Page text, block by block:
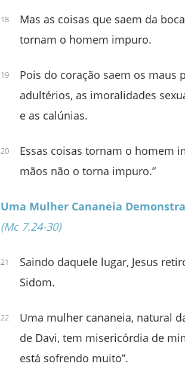
18
Mas as coisas que saem da
tornam o homem impuro.
19
Pois do coração saem os maus
adultérios, as imoralidades
e as calúnias.
20
Essas coisas tornam o homem
mãos não o torna impuro.”
Uma Mulher Cananeia
(Mc 7.24-30)
21
Saindo daquele lugar, Jesus
Sidom.
22
Uma mulher cananeia, natural
de Davi, tem misericórdia de
está sofrendo muito”.